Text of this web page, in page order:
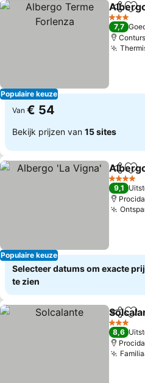
Populaire keuze
Delen
3 Sterren
7,7
Van € 54
Bekijk prijzen van 15 sites
Populaire keuze
Delen
4 Sterren
9,1
Procida
Selecteer datums om exacte
te zien
Delen
3 Sterren
8,6
Procida